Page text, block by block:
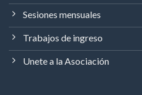
Sesiones mensuales
Trabajos de ingreso
Unete a la Asociación